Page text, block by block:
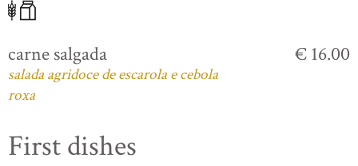
carne salgada
salada agridoce de escarola e cebola
roxa
€ 16.00
First dishes